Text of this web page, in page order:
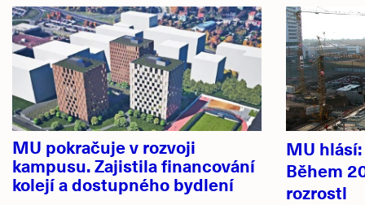
novinky
MU pokračuje v rozvoji
kampusu. Zajistila financování
kolejí a dostupného bydlení
MU
Během
rozrostl